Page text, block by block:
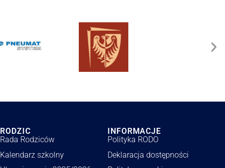
RODZIC
Rada Rodziców
Kalendarz szkolny
INFORMACJE
Polityka RODO
Deklaracja dostępności